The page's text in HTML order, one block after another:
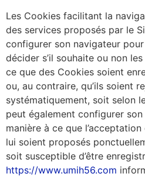
Les Cookies facilitant la
des services proposés par le
configurer son navigateur
décider s’il souhaite ou non
ce que des Cookies soient
ou, au contraire, qu’ils soient
systématiquement, soit selon
peut également configurer
manière à ce que
lui soient proposés
soit susceptible d’être
https://www.umih56.com